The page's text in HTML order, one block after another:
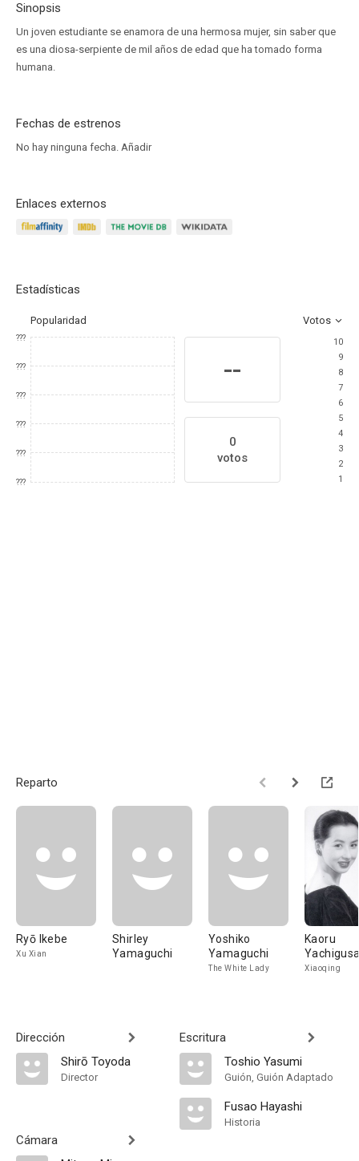
Sinopsis
Un joven estudiante se enamora de una hermosa mujer, sin saber que
es una diosa-serpiente de mil años de edad que ha tomado forma
humana.
Fechas de estrenos
No hay ninguna fecha. Añadir
Enlaces externos
Estadísticas
Popularidad Votos
???
???
???
???
???
???
--
0
votos
10
9
8
7
6
5
4
3
2
1
Reparto
Ryō Ikebe
Xu Xian
Shirley
Yamaguchi
Yoshiko
Yamaguchi
The White Lady
Kaoru
Xiaoqing
Dirección
Shirō Toyoda
Director
Cámara
Escritura
Toshio Yasumi
Guión, Guión Adaptado
Fusao Hayashi
Historia